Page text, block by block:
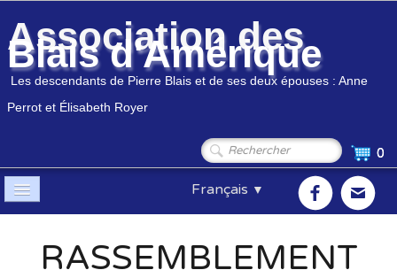
Association des
Blais d'Amérique
Les descendants de Pierre Blais et de ses deux épouses : Anne
Perrot et Élisabeth Royer
0
Français ▼
Association▼
RASSEMBLEMENT